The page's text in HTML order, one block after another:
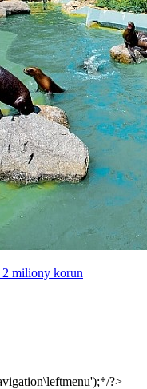
miliony korun
?>